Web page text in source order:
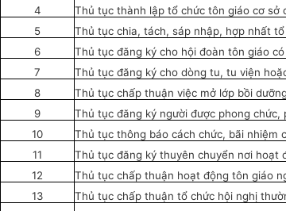
4
Thủ tục thành lập tổ chức tôn giáo cơ sở
5
Thủ tục chia, tách, sáp nhập, hợp nhất
6
Thủ tục đăng ký cho hội đoàn tôn giáo
7
Thủ tục đăng ký cho dòng tu, tu viện
8
Thủ tục chấp thuận việc mở lớp bồi
9
Thủ tục đăng ký người được phong
10
Thủ tục thông báo cách chức, bãi nhiệm
11
Thủ tục đăng ký thuyên chuyển nơi hoạt
12
Thủ tục chấp thuận hoạt động tôn giáo
13
Thủ tục chấp thuận tổ chức hội nghị